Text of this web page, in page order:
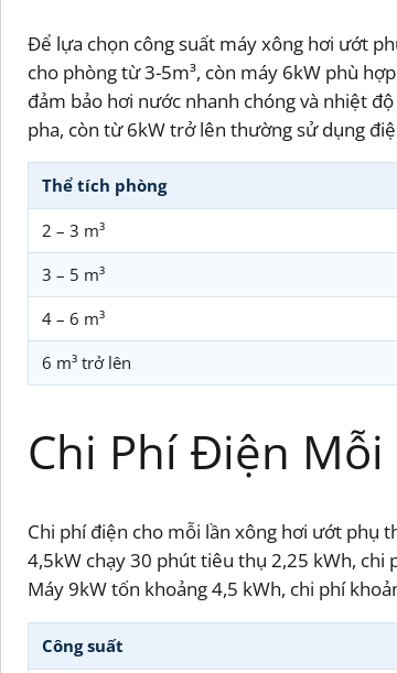
Để lựa chọn công suất máy xông hơi ướt
cho phòng từ 3-5m³, còn máy 6kW phù
đảm bảo hơi nước nhanh chóng và nhiệt
pha, còn từ 6kW trở lên thường sử dụng
Thể tích phòng
2 – 3 m³
3 – 5 m³
4 – 6 m³
6 m³ trở lên
Chi Phí Điện Mỗi
Chi phí điện cho mỗi lần xông hơi ướt phụ
4,5kW chạy 30 phút tiêu thụ 2,25 kWh,
Máy 9kW tốn khoảng 4,5 kWh, chi phí
Công suất